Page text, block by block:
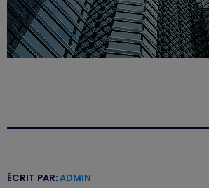
ÉCRIT PAR:ADMIN